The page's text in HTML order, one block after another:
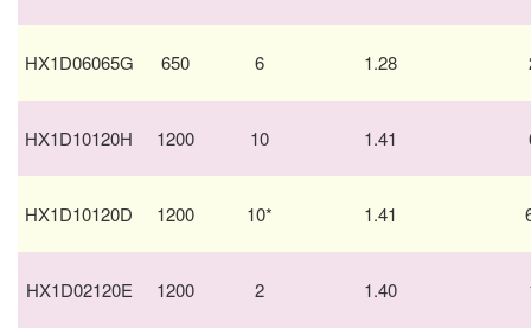
HX1D06065G 650 6 1.28
HX1D10120H 1200 10 1.41
HX1D10120D 1200 10* 1.41
HX1D02120E 1200 2 1.40